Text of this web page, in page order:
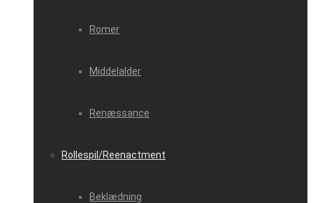
Romer
Middelalder
Renæssance
Rollespil/Reenactment
Beklædning